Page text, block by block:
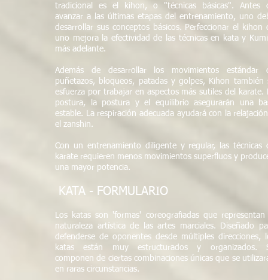
tradicional es el kihon, o "técnicas básicas". Antes
avanzar a las últimas etapas del entrenamiento, uno
desarrollar sus conceptos básicos. Perfeccionar el kihon
uno mejora la efectividad de las técnicas en kata y
más adelante.
Además de desarrollar los movimientos estándar
puñetazos, bloqueos, patadas y golpes, Kihon también
esfuerza por trabajar en aspectos más sutiles del karate.
postura, la postura y el equilibrio asegurarán una
estable. La respiración adecuada ayudará con la
el zanshin.
Con un entrenamiento diligente y regular, las técnicas
karate requieren menos movimientos superfluos y
una mayor potencia.
KATA - FORMULARIO
Los katas son 'formas' coreografiadas que representan
naturaleza artística de las artes marciales. Diseñado
defenderse de oponentes desde múltiples direcciones,
katas están muy estructurados y organizados.
componen de ciertas combinaciones únicas que se
en raras circunstancias.